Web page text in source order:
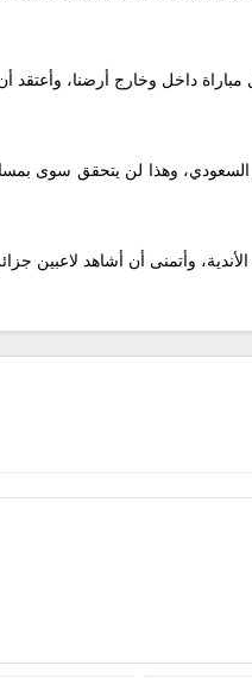
داخل وخارج أرضنا، وأعتقد
وهذا لن يتحقق سوى
وأتمنى أن أشاهد لاعبين